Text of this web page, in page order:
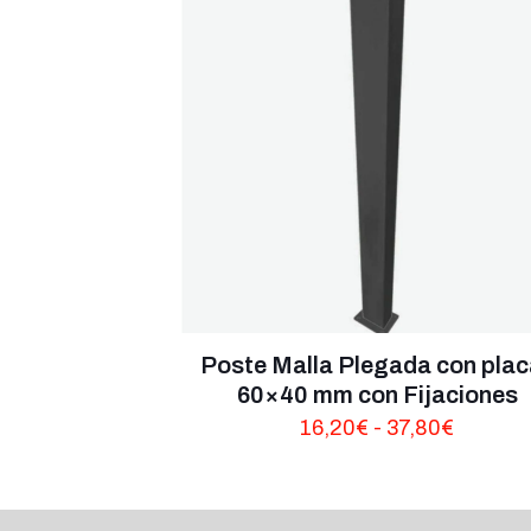
Poste Malla Plegada con
60×40 mm con Fijaciones
16,20€ - 37,80€
desde